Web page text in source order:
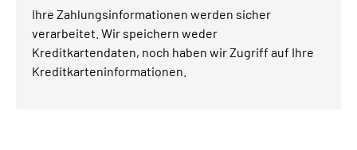
Ihre Zahlungsinformationen werden sicher
verarbeitet. Wir speichern weder
Kreditkartendaten, noch haben wir Zugriff auf Ihre
Kreditkarteninformationen.